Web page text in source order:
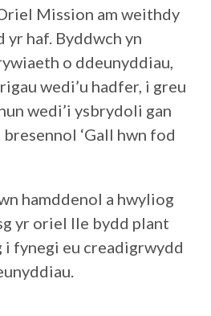
Mission am weithdy
haf. Byddwch yn
o ddeunyddiau,
wedi’u hadfer, i greu
wedi’i ysbrydoli gan
‘Gall hwn fod
hamddenol a hwyliog
yr oriel lle bydd plant
i fynegi eu creadigrwydd